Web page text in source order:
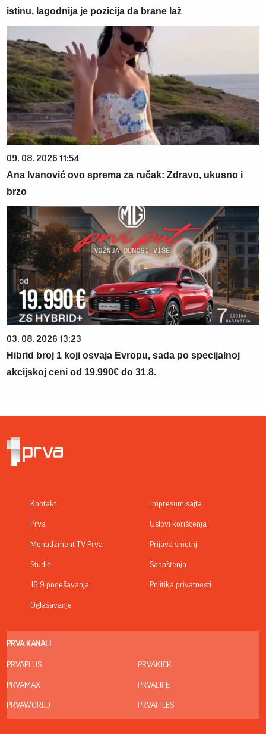
istinu, lagodnija je pozicija da brane laž
09. 08. 2026 11:54
Ana Ivanović ovo sprema za ručak: Zdravo, ukusno i
brzo
03. 08. 2026 13:23
Hibrid broj 1 koji osvaja Evropu, sada po specijalnoj
akcijskoj ceni od 19.990€ do 31.8.
Kontakt
Prva
Menadžment TV Prva
Studio
16:9 podešavanja
Oglašavanje
Impresum sajta
Uslovi korišćenja
Prijava smetnji
Saopštenja
Politika privatnosti
PRVA KANALI
PRVAPLUS
PRVAMAX
PRVAWORLD
PRVAKICK
PRVALIFE
PRVAFILES